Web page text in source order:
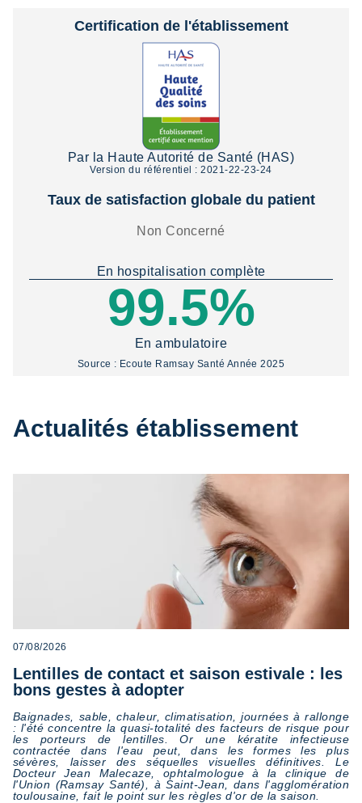
Certification de l'établissement
Par la Haute Autorité de Santé (HAS)
Version du référentiel : 2021-22-23-24
Taux de satisfaction globale du patient
Non Concerné
En hospitalisation complète
99.5%
En ambulatoire
Source : Ecoute Ramsay Santé Année 2025
Actualités établissement
07/08/2026
Lentilles de contact et saison estivale : les
bons gestes à adopter
Baignades, sable, chaleur, climatisation, journées à rallonge
: l'été concentre la quasi-totalité des facteurs de risque pour
les porteurs de lentilles. Or une kératite infectieuse
contractée dans l'eau peut, dans les formes les plus
sévères, laisser des séquelles visuelles définitives. Le
Docteur Jean Malecaze, ophtalmologue à la clinique de
l'Union (Ramsay Santé), à Saint-Jean, dans l'agglomération
toulousaine, fait le point sur les règles d'or de la saison.